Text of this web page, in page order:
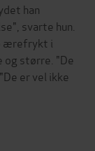
han
svarte hun.
ærefrykt i
større. "De
er vel ikke